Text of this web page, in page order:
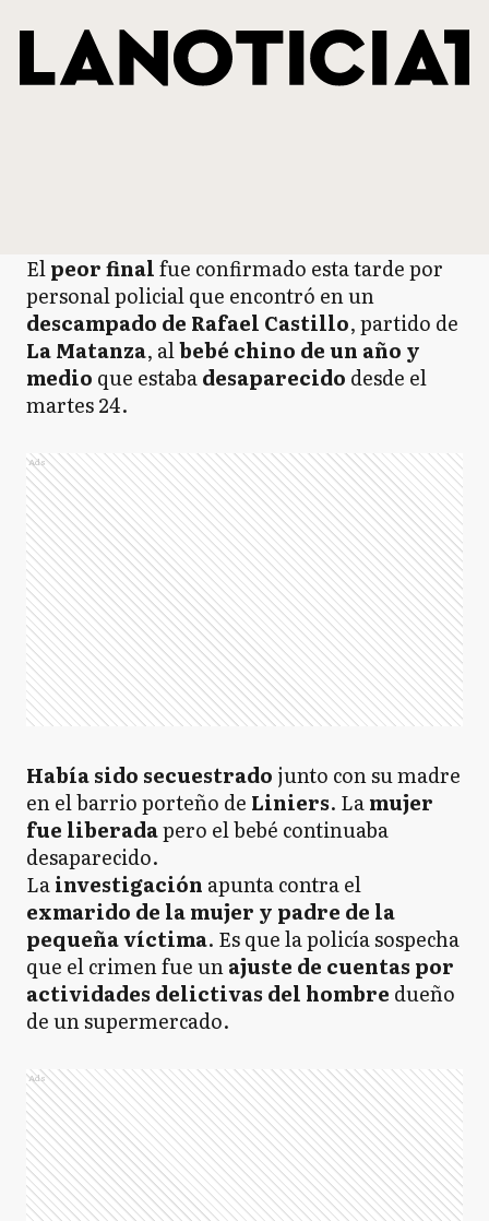
Elpeor finalfue confirmado esta tarde por
personal policial que encontró en un
descampado de Rafael Castillo, partido de
La Matanza, albebé chino de un año y
medio que estabadesaparecido desde el
martes 24.
Ads
Había sido secuestrado junto con su madre
en el barrio porteño de Liniers. Lamujer
fue liberadapero el bebé continuaba
desaparecido.
Lainvestigación apunta contra el
exmarido de la mujer y padre de la
pequeña víctima. Es que la policía sospecha
que el crimen fue unajuste de cuentas por
actividades delictivas del hombre dueño
de un supermercado.
Ads